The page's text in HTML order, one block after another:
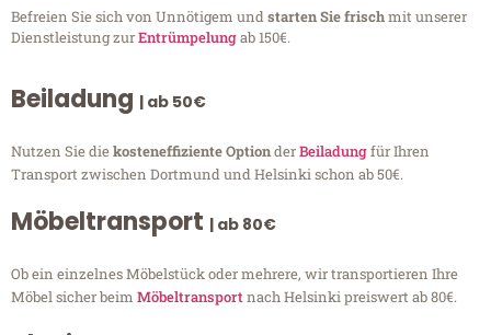
Befreien Sie sich von Unnötigem undstarten Sie frischmit unserer
Dienstleistung zurEntrümpelungab 150€.
Beiladung | ab 50€
Nutzen Sie diekosteneffiziente OptionderBeiladungfür Ihren
Transport zwischen Dortmund und Helsinki schon ab 50€.
Möbeltransport | ab 80€
Ob ein einzelnes Möbelstück oder mehrere, wir transportieren Ihre
Möbel sicher beim Möbeltransportnach Helsinki preiswert ab 80€.